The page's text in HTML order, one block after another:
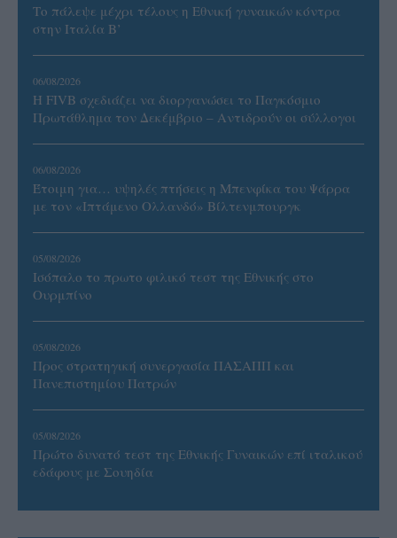
Το πάλεψε μέχρι τέλους η Εθνική γυναικών κόντρα
στην Ιταλία Β’
06/08/2026
Η FIVB σχεδιάζει να διοργανώσει το Παγκόσμιο
Πρωτάθλημα τον Δεκέμβριο – Αντιδρούν οι σύλλογοι
06/08/2026
Έτοιμη για… υψηλές πτήσεις η Μπενφίκα του Ψάρρα
με τον «Ιπτάμενο Ολλανδό» Βίλτενμπουργκ
05/08/2026
Ισόπαλο το πρωτο φιλικό τεστ της Εθνικής στο
Ουρμπίνο
05/08/2026
Προς στρατηγική συνεργασία ΠΑΣΑΠΠ και
Πανεπιστημίου Πατρών
05/08/2026
Πρώτο δυνατό τεστ της Εθνικής Γυναικών επί ιταλικού
εδάφους με Σουηδία